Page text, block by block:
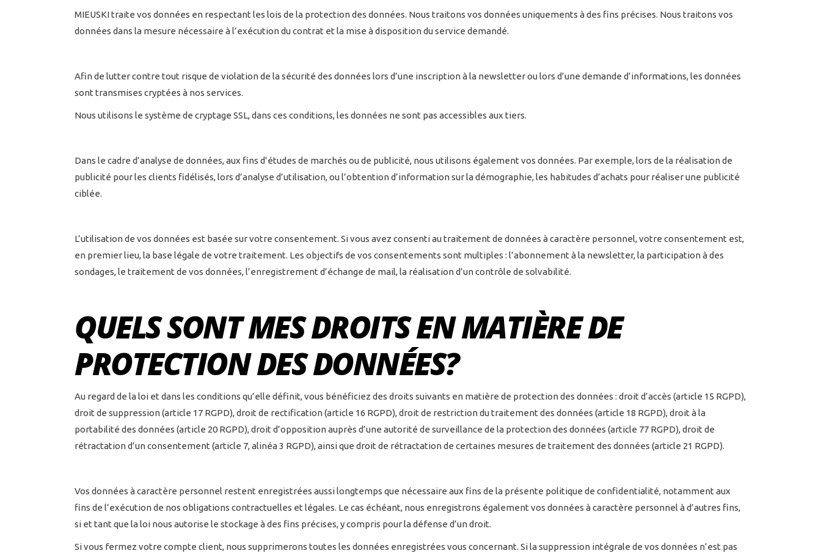
MIEUSKI traite vos données en respectant les lois de la protection des données. Nous traitons vos données uniquements à des fins précises. Nous traitons vos
données dans la mesure nécessaire à l’exécution du contrat et la mise à disposition du service demandé.
Afin de lutter contre tout risque de violation de la sécurité des données lors d’une inscription à la newsletter ou lors d’une demande d’informations, les données
sont transmises cryptées à nos services.
Nous utilisons le système de cryptage SSL, dans ces conditions, les données ne sont pas accessibles aux tiers.
Dans le cadre d’analyse de données, aux fins d’études de marchés ou de publicité, nous utilisons également vos données. Par exemple, lors de la réalisation de
publicité pour les clients fidélisés, lors d’analyse d’utilisation, ou l’obtention d’information sur la démographie, les habitudes d’achats pour réaliser une publicité
ciblée.
L’utilisation de vos données est basée sur votre consentement. Si vous avez consenti au traitement de données à caractère personnel, votre consentement est,
en premier lieu, la base légale de votre traitement. Les objectifs de vos consentements sont multiples : l’abonnement à la newsletter, la participation à des
sondages, le traitement de vos données, l’enregistrement d’échange de mail, la réalisation d’un contrôle de solvabilité.
QUELS SONT MES DROITS EN MATIÈRE DE
PROTECTION DES DONNÉES?
Au regard de la loi et dans les conditions qu’elle définit, vous bénéficiez des droits suivants en matière de protection des données : droit d’accès (article 15 RGPD),
droit de suppression (article 17 RGPD), droit de rectification (article 16 RGPD), droit de restriction du traitement des données (article 18 RGPD), droit à la
portabilité des données (article 20 RGPD), droit d’opposition auprès d’une autorité de surveillance de la protection des données (article 77 RGPD), droit de
rétractation d’un consentement (article 7, alinéa 3 RGPD), ainsi que droit de rétractation de certaines mesures de traitement des données (article 21 RGPD).
Vos données à caractère personnel restent enregistrées aussi longtemps que nécessaire aux fins de la présente politique de confidentialité, notamment aux
fins de l’exécution de nos obligations contractuelles et légales. Le cas échéant, nous enregistrons également vos données à caractère personnel à d’autres fins,
si et tant que la loi nous autorise le stockage à des fins précises, y compris pour la défense d’un droit.
Si vous fermez votre compte client, nous supprimerons toutes les données enregistrées vous concernant. Si la suppression intégrale de vos données n’est pas